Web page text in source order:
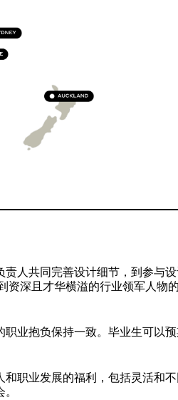
人共同完善设计细节，到参与
资深且才华横溢的行业领军人物
业抱负保持一致。毕业生可以
职业发展的福利，包括灵活和